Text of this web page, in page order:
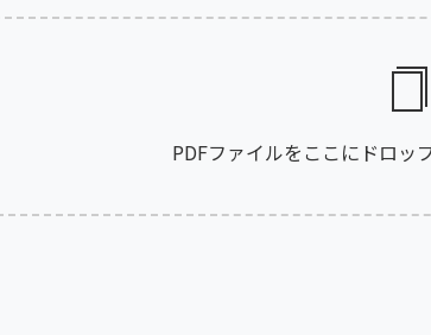
PDFファイルをここにドロッ